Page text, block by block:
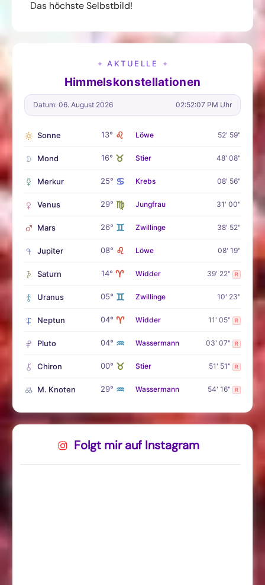
Das höchste Selbstbild!
✦ AKTUELLE ✦
Himmelskonstellationen
Datum: 06. August 2026 02:52:08 PM Uhr
Sonne 13° ♌ Löwe 52' 59"
Mond 16° ♉ Stier 48' 08"
Merkur 25° ♋ Krebs 08' 56"
Venus 29° ♍ Jungfrau 31' 00"
Mars 26° ♊ Zwillinge 38' 52"
Jupiter 08° ♌ Löwe 08' 19"
Saturn 14° ♈ Widder 39' 22" R
Uranus 05° ♊ Zwillinge 10' 23"
Neptun 04° ♈ Widder 11' 05" R
Pluto 04° ♒ Wassermann 03' 07" R
Chiron 00° ♉ Stier 51' 51" R
M. Knoten 29° ♒ Wassermann 54' 16" R
Folgt mir auf Instagram